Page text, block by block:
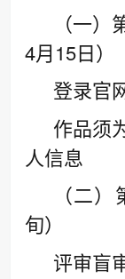
（一
4月15日）
登录官
作品须
人信息
（二
旬）
评审盲